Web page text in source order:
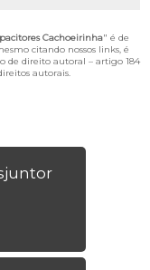
Cachoeirinha" é de
citando nossos links, é
de direito autoral – artigo 184
autorais.